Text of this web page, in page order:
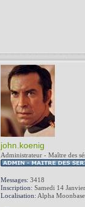
john.koenig
Administrateur - Maître des
Messages: 3418
Inscription: Samedi 14
Localisation: Alpha